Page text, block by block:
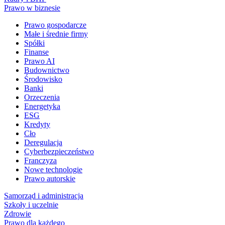
Prawo w biznesie
Prawo gospodarcze
Małe i średnie firmy
Spółki
Finanse
Prawo AI
Budownictwo
Środowisko
Banki
Orzeczenia
Energetyka
ESG
Kredyty
Cło
Deregulacja
Cyberbezpieczeństwo
Franczyza
Nowe technologie
Prawo autorskie
Samorząd i administracja
Szkoły i uczelnie
Zdrowie
Prawo dla każdego